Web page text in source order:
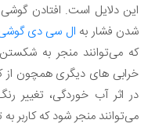
این دلایل است. افتادن
شدن فشار به ال سی دی
که می‌توانند منجر به
خرابی های دیگری همچون از
می‌توانند منجر شود که کاربر